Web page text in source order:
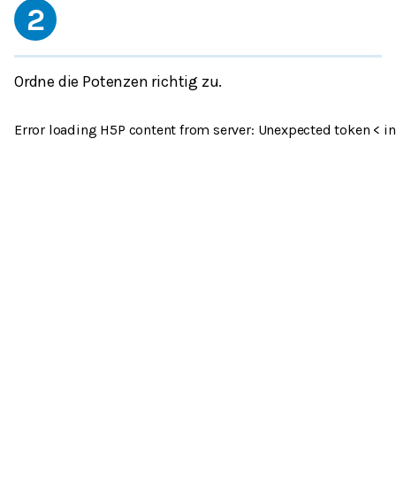
2
Ordne die Potenzen richtig zu.
Error loading H5P content from server: Unexpected token <